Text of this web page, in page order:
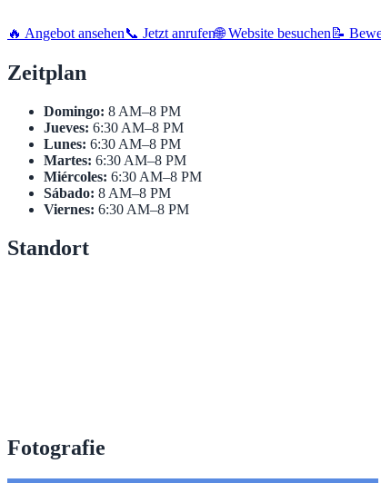
🔥 Angebot ansehen📞 Jetzt anrufen🌐 Website besuchen 📝
Zeitplan
Domingo: 8 AM–8 PM
Jueves: 6:30 AM–8 PM
Lunes: 6:30 AM–8 PM
Martes: 6:30 AM–8 PM
Miércoles: 6:30 AM–8 PM
Sábado: 8 AM–8 PM
Viernes: 6:30 AM–8 PM
Standort
Fotografie